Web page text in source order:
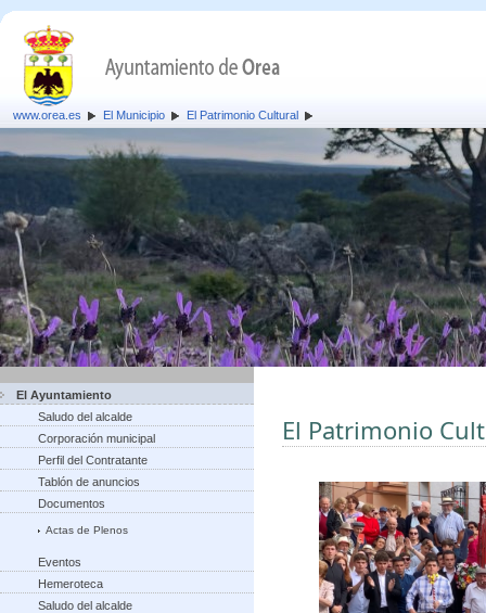
www.orea.es El Municipio El Patrimonio Cultural
El Ayuntamiento
Saludo del alcalde
Corporación municipal
Perfil del Contratante
Tablón de anuncios
Documentos
Actas de Plenos
Eventos
Hemeroteca
Saludo del alcalde
El Patrimonio